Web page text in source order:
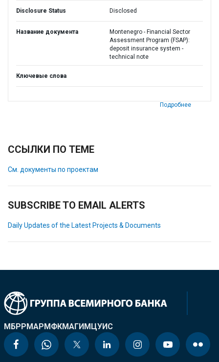
Disclosure Status Disclosed
Название документа
Montenegro - Financial Sector
Assessment Program (FSAP):
deposit insurance system -
technical note
Ключевые слова
Подробнее
ССЫЛКИ ПО ТЕМЕ
См. документы по проектам
SUBSCRIBE TO EMAIL ALERTS
Daily Updates of the Latest Projects & Documents
МБРРМАРМФКМАГИМЦУИС